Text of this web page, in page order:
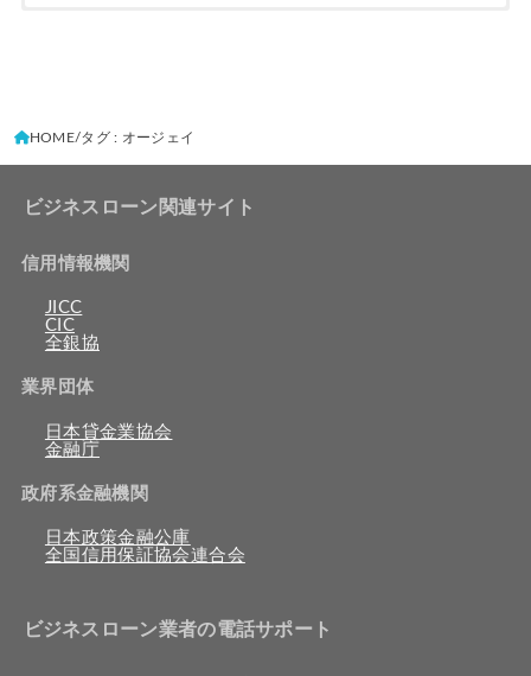
HOME タグ : オージェイ
ビジネスローン関連サイト
信用情報機関
JICC
CIC
全銀協
業界団体
日本貸金業協会
金融庁
政府系金融機関
日本政策金融公庫
全国信用保証協会連合会
ビジネスローン業者の電話サポート